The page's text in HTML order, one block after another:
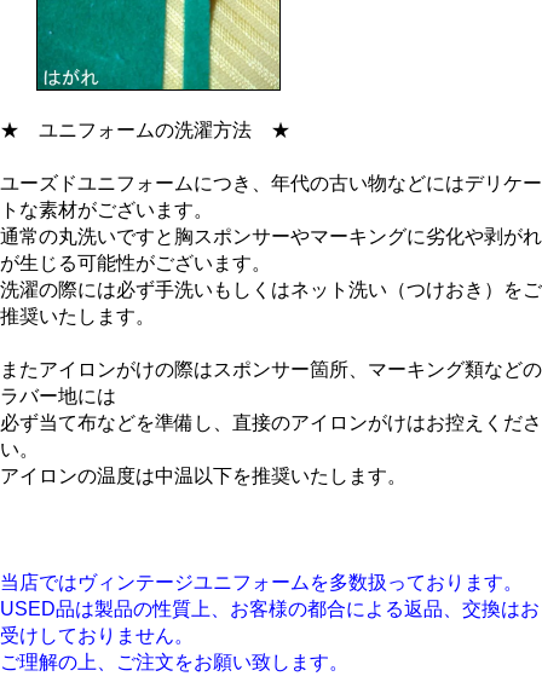
★ ユニフォームの洗濯方法 ★
ユーズドユニフォームにつき、年代の古い物などにはデリケー
トな素材がございます。
通常の丸洗いですと胸スポンサーやマーキングに劣化や剥がれ
が生じる可能性がございます。
洗濯の際には必ず手洗いもしくはネット洗い（つけおき）をご
推奨いたします。
またアイロンがけの際はスポンサー箇所、マーキング類などの
ラバー地には
必ず当て布などを準備し、直接のアイロンがけはお控えくださ
い。
アイロンの温度は中温以下を推奨いたします。
当店ではヴィンテージユニフォームを多数扱っております。
USED品は製品の性質上、お客様の都合による返品、交換はお
受けしておりません。
ご理解の上、ご注文をお願い致します。